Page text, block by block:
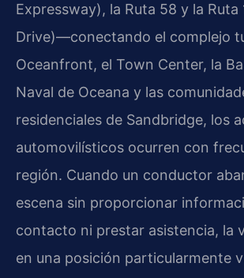
Expressway), la Ruta 58 y la Ruta
Drive)—conectando el complejo
Oceanfront, el Town Center, la
Naval de Oceana y las
residenciales de Sandbridge, los
automovilísticos ocurren con
región. Cuando un conductor
escena sin proporcionar
contacto ni prestar asistencia, la
en una posición particularmente